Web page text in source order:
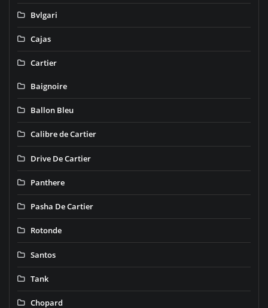
Bvlgari
Cajas
Cartier
Baignoire
Ballon Bleu
Calibre de Cartier
Drive De Cartier
Panthere
Pasha De Cartier
Rotonde
Santos
Tank
Chopard